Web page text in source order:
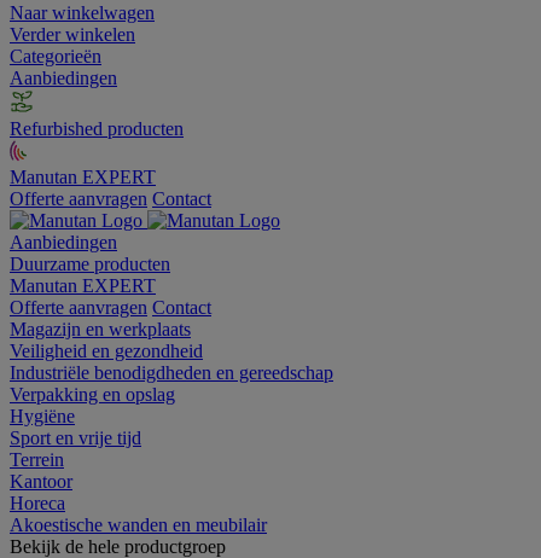
Naar winkelwagen
Verder winkelen
Categorieën
Aanbiedingen
Refurbished producten
Manutan EXPERT
Offerte aanvragen Contact
Aanbiedingen
Duurzame producten
Manutan EXPERT
Offerte aanvragen Contact
Magazijn en werkplaats
Veiligheid en gezondheid
Industriële benodigdheden en gereedschap
Verpakking en opslag
Hygiëne
Sport en vrije tijd
Terrein
Kantoor
Horeca
Akoestische wanden en meubilair
Bekijk de hele productgroep